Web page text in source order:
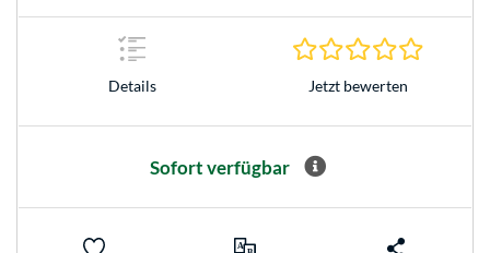
Details Jetzt bewerten
Sofort verfügbar